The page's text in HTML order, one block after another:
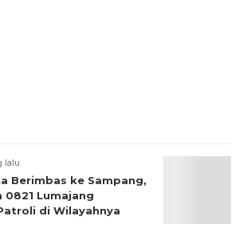
lalu
Berimbas ke Sampang,
0821 Lumajang
di Wilayahnya